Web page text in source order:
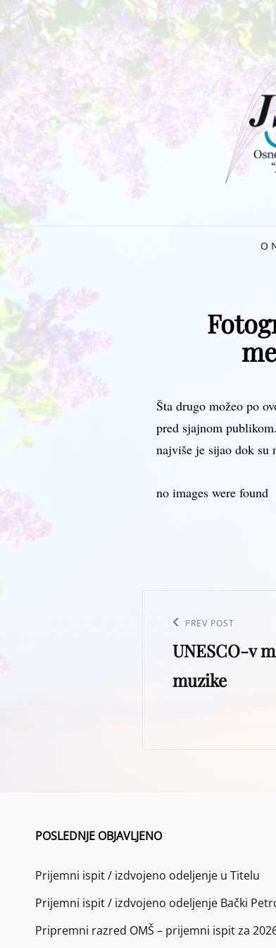
O
Šta drugo možeo po
pred sjajnom
najviše je sijao dok su
no images were found
navigation
Previous
Post
PREV POST
UNESCO-v
muzike
POSLEDNJE OBJAVLJENO
Prijemni ispit / izdvojeno odeljenje u Titelu
Prijemni ispit / izdvojeno odeljenje Bački
Pripremni razred OMŠ – prijemni ispit za